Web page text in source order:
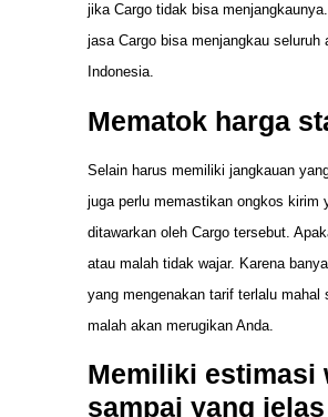
jika Cargo tidak bisa
jasa Cargo bisa menjangkau seluruh
Indonesia.
Mematok harga
Selain harus memiliki jangkauan
juga perlu memastikan ongkos kirim
ditawarkan oleh Cargo tersebut.
atau malah tidak wajar. Karena
yang mengenakan tarif terlalu mahal
malah akan merugikan Anda.
Memiliki estimasi
sampai yang jelas